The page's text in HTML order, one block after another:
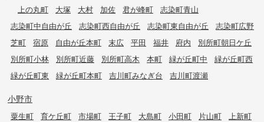
上の丸町 大塚 大村 加佐 君が峰町
志染町青山
志染町中自由が丘
志染町西自由が丘 志染町東自由が丘
志染町広野
芝町
宿原 自由が丘本町 末広 平田 福井 府内
別所町朝日ケ丘
別所町小林
別所町近藤 別所町高木 本町 緑が丘町中
緑が丘町西
緑が丘町東
緑が丘町本町 吉川町みなぎ台 吉川町渡瀬
小野市
粟生町 育ケ丘町 市場町 王子町 大島町 小田町 片山町
上新町